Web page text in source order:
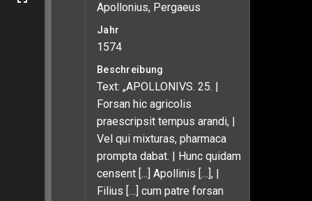
Apollonius, Pergaeus
Jahr
1574
Beschreibung
Text: „APOLLONIVS. 25. |
Forsan hic agricolis
praescripsit tempus arandi, |
Vel qui mixturas, pharmaca
prompta dabat. | Hunc quidam
censent [...] Apollinis […], |
Filius […] cum patre forsan